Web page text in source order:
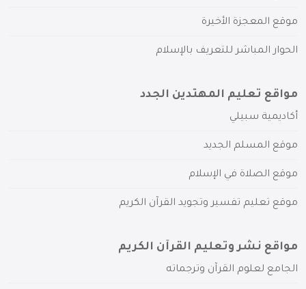
موقع المعجزة الأخيرة
الحوار المباشر للتعريف بالإسلام
مواقع تعليم المهتدين الجدد
أكاديمية سبيلي
موقع المسلم الجديد
موقع الصلاة في الإسلام
موقع تعليم تفسير وتجويد القرآن الكريم
مواقع نشر وتعليم القرآن الكريم
الجامع لعلوم القرآن وترجماته